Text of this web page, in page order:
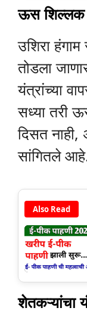
ऊस शिल्लक
उशिरा
तोडला
यंत्रांच्या
सध्या तरी
दिसत
सांगितले
Also Read
शेतकऱ्यांचा